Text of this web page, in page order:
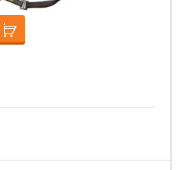
LOE EDASI